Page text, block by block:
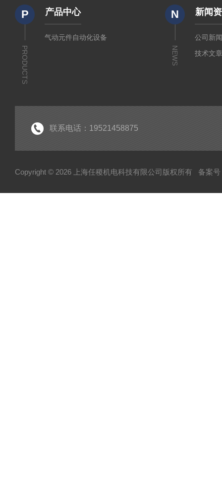
P
PRODUCTS
产品中心
气动元件自动化设备
N
NEWS
新闻
公司新
技术文
联系电话：19521458875
Copyright © 2026 上海任稷机电科技有限公司版权所有 备案号